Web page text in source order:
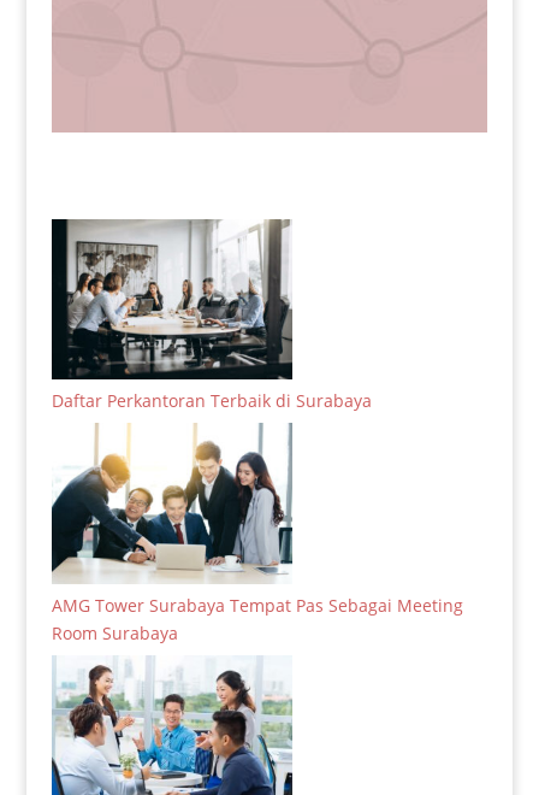
Daftar Perkantoran Terbaik di Surabaya
AMG Tower Surabaya Tempat Pas Sebagai Meeting
Room Surabaya